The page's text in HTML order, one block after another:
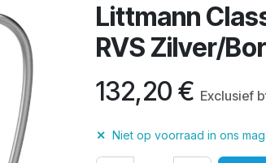
Littmann
RVS Zilver/
132,20 € Exclusief
✕ Niet op voorraad in ons